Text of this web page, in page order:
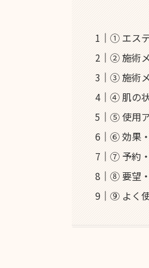
① エス
② 施術
③ 施術
④ 肌の
⑤ 使用
⑥ 効果
⑦ 予約
⑧ 要望
⑨ よく